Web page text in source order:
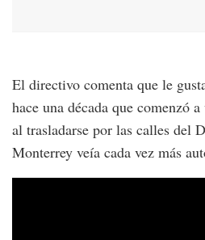
El directivo comenta que le
hace una década que comenzó
al trasladarse por las calles del
Monterrey veía cada vez más